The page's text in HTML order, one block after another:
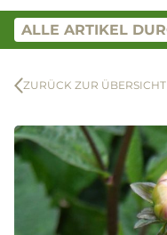
ZURÜCK ZUR ÜBERSICHT